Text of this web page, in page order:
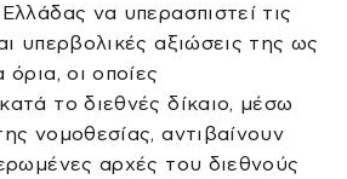
να υπερασπιστεί τις
υπερβολικές αξιώσεις της ως
οι οποίες
το διεθνές δίκαιο, μέσω
νομοθεσίας, αντιβαίνουν
αρχές του διεθνούς